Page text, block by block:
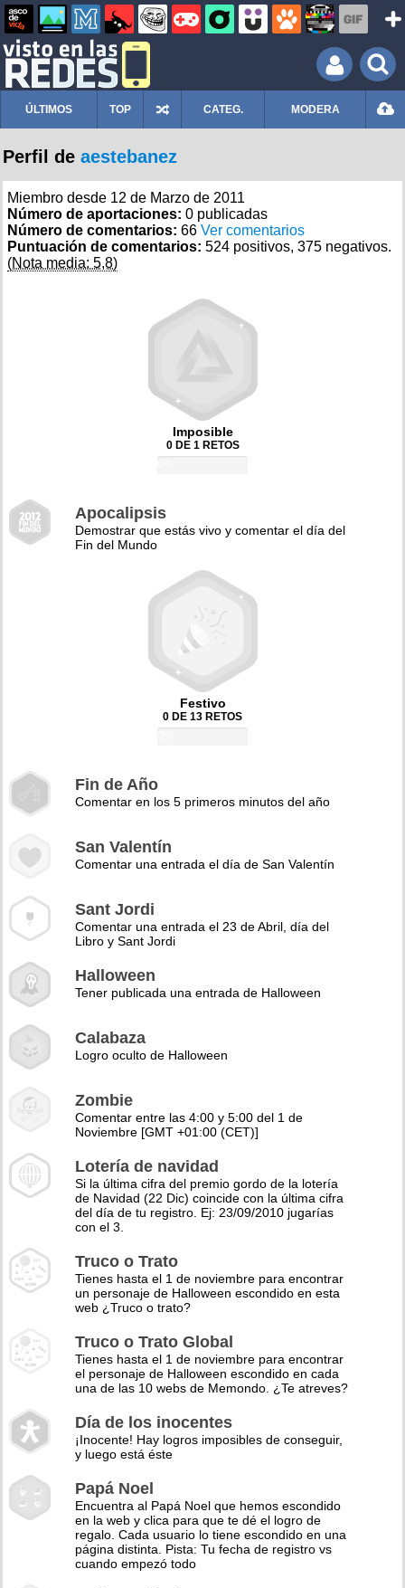
ÚLTIMOS TOP CATEG. MODERA
Perfil de aestebanez
Miembro desde 12 de Marzo de 2011
Número de aportaciones: 0 publicadas
Número de comentarios: 66 Ver comentarios
Puntuación de comentarios: 524 positivos, 375 negativos.
(Nota media: 5,8)
Imposible
0 DE 1 RETOS
Apocalipsis
Demostrar que estás vivo y comentar el día del
Fin del Mundo
Festivo
0 DE 13 RETOS
Fin de Año
Comentar en los 5 primeros minutos del año
San Valentín
Comentar una entrada el día de San Valentín
Sant Jordi
Comentar una entrada el 23 de Abril, día del
Libro y Sant Jordi
Halloween
Tener publicada una entrada de Halloween
Calabaza
Logro oculto de Halloween
Zombie
Comentar entre las 4:00 y 5:00 del 1 de
Noviembre [GMT +01:00 (CET)]
Lotería de navidad
Si la última cifra del premio gordo de la lotería
de Navidad (22 Dic) coincide con la última cifra
del día de tu registro. Ej: 23/09/2010 jugarías
con el 3.
Truco o Trato
Tienes hasta el 1 de noviembre para encontrar
un personaje de Halloween escondido en esta
web ¿Truco o trato?
Truco o Trato Global
Tienes hasta el 1 de noviembre para encontrar
el personaje de Halloween escondido en cada
una de las 10 webs de Memondo. ¿Te atreves?
Día de los inocentes
¡Inocente! Hay logros imposibles de conseguir,
y luego está éste
Papá Noel
Encuentra al Papá Noel que hemos escondido
en la web y clica para que te dé el logro de
regalo. Cada usuario lo tiene escondido en una
página distinta. Pista: Tu fecha de registro vs
cuando empezó todo